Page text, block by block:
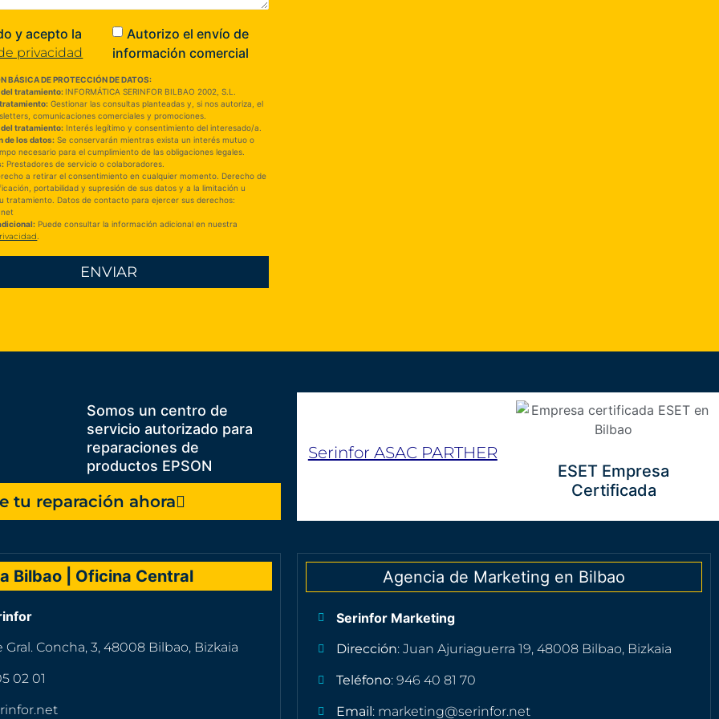
y acepto la
privacidad
Autorizo el envío de
información comercial
BÁSICA DE PROTECCIÓN DE DATOS:
tratamiento: INFORMÁTICA SERINFOR BILBAO 2002, S.L.
Gestionar las consultas planteadas y, si nos autoriza, el
comunicaciones comerciales y promociones.
tratamiento: Interés legítimo y consentimiento del interesado/a.
de los datos: Se conservarán mientras exista un interés mutuo o
necesario para el cumplimiento de las obligaciones legales.
Prestadores de servicio o colaboradores.
a retirar el consentimiento en cualquier momento. Derecho de
portabilidad y supresión de sus datos y a la limitación u
tratamiento. Datos de contacto para ejercer sus derechos:
Puede consultar la información adicional en nuestra
ENVIAR
Somos un centro de
servicio autorizado para
reparaciones de
productos EPSON
tu reparación ahora
Serinfor ASAC PARTHER
ESET Empresa
Certificada
Bilbao | Oficina Central
Gral. Concha, 3, 48008 Bilbao, Bizkaia
02 01
Agencia de Marketing en Bilbao
Serinfor Marketing
Dirección: Juan Ajuriaguerra 19, 48008 Bilbao, Bizkaia
Teléfono: 946 40 81 70
Email : marketing@serinfor.net